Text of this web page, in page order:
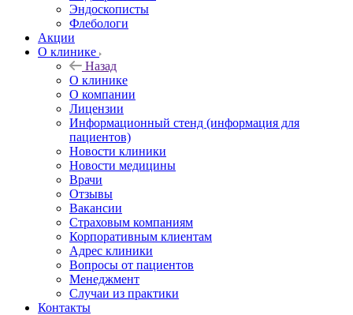
Эндоскописты
Флебологи
Акции
О клинике
Назад
О клинике
О компании
Лицензии
Информационный стенд (информация для
пациентов)
Новости клиники
Новости медицины
Врачи
Отзывы
Вакансии
Страховым компаниям
Корпоративным клиентам
Адрес клиники
Вопросы от пациентов
Менеджмент
Случаи из практики
Контакты